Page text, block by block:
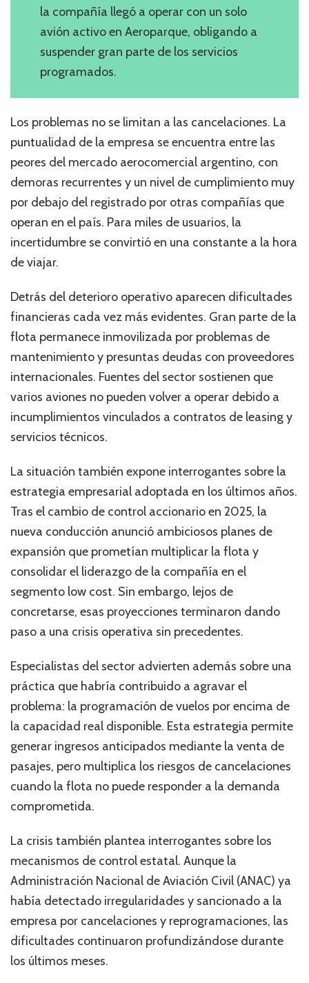
la compañía llegó a operar con un solo
avión activo en Aeroparque, obligando a
suspender gran parte de los servicios
programados.
Los problemas no se limitan a las cancelaciones. La
puntualidad de la empresa se encuentra entre las
peores del mercado aerocomercial argentino, con
demoras recurrentes y un nivel de cumplimiento muy
por debajo del registrado por otras compañías que
operan en el país. Para miles de usuarios, la
incertidumbre se convirtió en una constante a la hora
de viajar.
Detrás del deterioro operativo aparecen dificultades
financieras cada vez más evidentes. Gran parte de la
flota permanece inmovilizada por problemas de
mantenimiento y presuntas deudas con proveedores
internacionales. Fuentes del sector sostienen que
varios aviones no pueden volver a operar debido a
incumplimientos vinculados a contratos de leasing y
servicios técnicos.
La situación también expone interrogantes sobre la
estrategia empresarial adoptada en los últimos años.
Tras el cambio de control accionario en 2025, la
nueva conducción anunció ambiciosos planes de
expansión que prometían multiplicar la flota y
consolidar el liderazgo de la compañía en el
segmento low cost. Sin embargo, lejos de
concretarse, esas proyecciones terminaron dando
paso a una crisis operativa sin precedentes.
Especialistas del sector advierten además sobre una
práctica que habría contribuido a agravar el
problema: la programación de vuelos por encima de
la capacidad real disponible. Esta estrategia permite
generar ingresos anticipados mediante la venta de
pasajes, pero multiplica los riesgos de cancelaciones
cuando la flota no puede responder a la demanda
comprometida.
La crisis también plantea interrogantes sobre los
mecanismos de control estatal. Aunque la
Administración Nacional de Aviación Civil (ANAC) ya
había detectado irregularidades y sancionado a la
empresa por cancelaciones y reprogramaciones, las
dificultades continuaron profundizándose durante
los últimos meses.